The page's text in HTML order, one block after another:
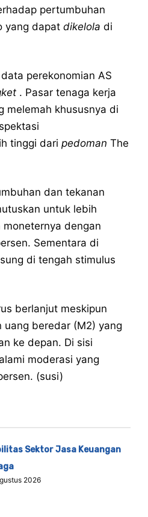
pertumbuhan
yang dapat dikelola di
perekonomian AS
. Pasar tenaga kerja
melemah khususnya di
tinggi dari pedoman The
dan tekanan
untuk lebih
dengan
Sementara di
di tengah stimulus
berlanjut meskipun
beredar (M2) yang
ke depan. Di sisi
moderasi yang
(susi)
Sektor Jasa Keuangan
2026